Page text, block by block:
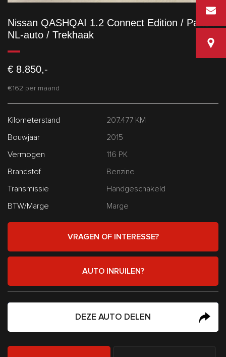
Van
Nissan QASHQAI 1.2 Connect Edition / Pano /
NL-auto / Trekhaak
€ 8.850,-
€162 per maand
Kilometerstand
207.477 KM
Bouwjaar
2015
Vermogen
116 PK
Brandstof
Benzine
Transmissie
Handgeschakeld
BTW/Marge
Marge
VRAGEN OF INTERESSE?
AUTO INRUILEN?
DEZE AUTO DELEN